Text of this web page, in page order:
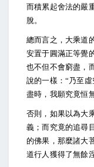
而積累起舍法的嚴
脫。
總而言之，大乘道
安置于圓滿正等覺
也不但不會窮盡，
說的一樣：“乃至
盡時，我願究竟恒
否則，如果以為大
義；而究竟的追尋
的佛果，那麼諸大
道行人獲得了無餘